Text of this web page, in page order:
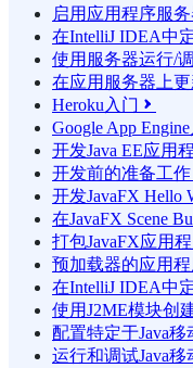
启用应用程序服
在IntelliJ IDEA中
使用服务器运行/
在应用服务器上更
Heroku入门 
Google App
开发Java EE应用
开发前的准备工作
开发JavaFX Hello
在JavaFX Scene
打包JavaFX应用
预加载器的应用
在IntelliJ IDEA中
使用J2ME模块创
配置特定于Java
运行和调试Java